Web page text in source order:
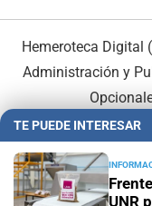
Hemeroteca Digital
Administración y
TE PUEDE INTERESAR
UNR